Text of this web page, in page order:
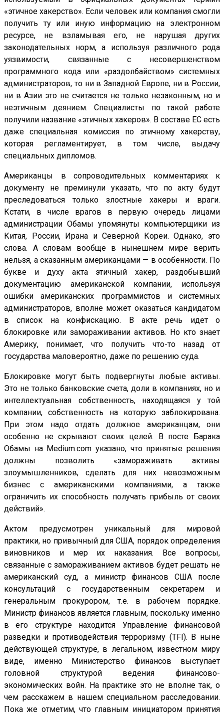
«этичное хакерство». Если человек или компания смогли
получить ту или иную информацию на электронном
ресурсе, не взламывая его, не нарушая других
законодательных норм, а используя различного рода
уязвимости, связанные с несовершенством
программного кода или «раздолбайством» системных
администраторов, то ни в Западной Европе, ни в России,
ни в Азии это не считается не только незаконным, но и
неэтичным деянием. Специалисты по такой работе
получили название «этичных хакеров». В составе ЕС есть
даже специальная комиссия по этичному хакерству,
которая регламентирует, в том числе, выдачу
специальных дипломов.
Американцы в сопроводительных комментариях к
документу не преминули указать, что по акту будут
преследоваться только злостные хакеры и враги.
Кстати, в числе врагов в первую очередь лицами
администрации Обамы упомянуты компьютерщики из
Китая, России, Ирана и Северной Кореи. Однако, это
слова. А словам вообще в нынешнем мире верить
нельзя, а сказанным американцами — в особенности. По
букве и духу акта этичный хакер, раздобывший
документацию американской компании, используя
ошибки американских программистов и системных
администраторов, вполне может оказаться кандидатом
в список на конфискацию. В акте речь идет о
блокировке или замораживании активов. Но кто знает
Америку, понимает, что получить что-то назад от
государства маловероятно, даже по решению суда.
Блокировке могут быть подвергнуты любые активы.
Это не только банковские счета, доли в компаниях, но и
интеллектуальная собственность, находящаяся у той
компании, собственность на которую заблокирована.
При этом надо отдать должное американцам, они
особенно не скрывают своих целей. В посте Барака
Обамы на Medium.com указано, что принятые решения
должны позволить «замораживать активы
злоумышленников, сделать для них невозможным
бизнес с американскими компаниями, а также
ограничить их способность получать прибыль от своих
действий».
Актом предусмотрен уникальный для мировой
практики, но привычный для США, порядок определения
виновников и мер их наказания. Все вопросы,
связанные с замораживанием активов будет решать не
американский суд, а министр финансов США после
консультаций с государственным секретарем и
генеральным прокурором, т.е. в рабочем порядке.
Министр финансов является главным, поскольку именно
в его структуре находится Управление финансовой
разведки и противодействия терроризму (TFI). В ныне
действующей структуре, в легальном, известном миру
виде, именно Министерство финансов выступает
головной структурой ведения финансово-
экономических войн. На практике это не вполне так, о
чем расскажем в нашем специальном расследовании.
Пока же отметим, что главным инициатором принятия